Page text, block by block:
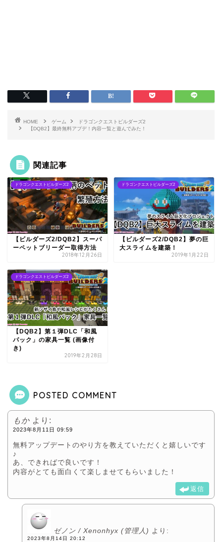
HOME ゲーム
ドラゴンクエストビルダーズ2
【DQB2】最終無料アプデ！内容一覧と遊んでみた！
関連記事
ドラゴンクエストビルダーズ2
【ビルダーズ2/DQB2】スーパ
ーペットブリーダー取得方法
2018年12月26日
ドラゴンクエストビルダーズ2
【ビルダーズ2/DQB2】夢の巨
大スライムを建築！
2019年1月22日
ドラゴンクエストビルダーズ2
【DQB2】第１弾DLC「和風
パック」の家具一覧 (画像付
き)
2019年2月28日
POSTED COMMENT
もか より:
2023年8月11日 09:59
無料アップデートのやり方を教えていただくと嬉しいです
♪
あ、できればで良いです！
内容がとても面白くて楽しませてもらいました！
返信
ゼノン / Xenonhyx (管理人) より:
2023年8月14日 20:12